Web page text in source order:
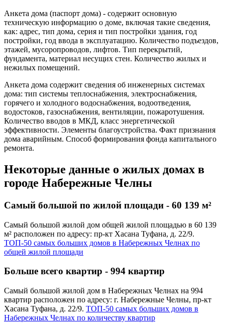
Анкета дома (паспорт дома) - содержит основную
техническую информацию о доме, включая такие сведения,
как: адрес, тип дома, серия и тип постройки здания, год
постройки, год ввода в эксплуатацию. Количество подъездов,
этажей, мусоропроводов, лифтов. Тип перекрытий,
фундамента, материал несущих стен. Количество жилых и
нежилых помещений.
Анкета дома содержит сведения об инженерных системах
дома: тип системы теплоснабжения, электроснабжения,
горячего и холодного водоснабжения, водоотведения,
водостоков, газоснабжения, вентиляции, пожаротушения.
Количество вводов в МКД, класс энергетической
эффективности. Элементы благоустройства. Факт признания
дома аварийным. Способ формирования фонда капитального
ремонта.
Некоторые данные о жилых домах в
городе Набережные Челны
Самый большой по жилой площади - 60 139 м²
Самый большой жилой дом общей жилой площадью в 60 139
м² расположен по адресу: пр-кт Хасана Туфана, д. 22/9.
ТОП-50 самых больших домов в Набережных Челнах по
общей жилой площади
Больше всего квартир - 994 квартир
Самый большой жилой дом в Набережных Челнах на 994
квартир расположен по адресу: г. Набережные Челны, пр-кт
Хасана Туфана, д. 22/9. ТОП-50 самых больших домов в
Набережных Челнах по количеству квартир